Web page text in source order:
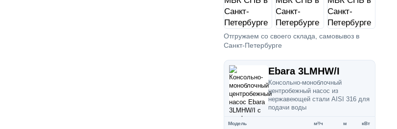
Отгружаем со своего склада, самовывоз в
Санкт-Петербурге
Ebara 3LMHW/I
Консольно-моноблочный
центробежный насос из
нержавеющей стали AISI 316 для
подачи воды
Модель м³/ч м кВт